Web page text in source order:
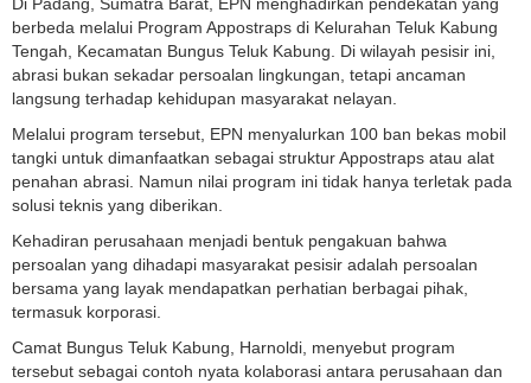
berbeda melalui Program Appostraps di Kelurahan Teluk Kabung
Tengah, Kecamatan Bungus Teluk Kabung. Di wilayah pesisir ini,
abrasi bukan sekadar persoalan lingkungan, tetapi ancaman
langsung terhadap kehidupan masyarakat nelayan.
Melalui program tersebut, EPN menyalurkan 100 ban bekas mobil
tangki untuk dimanfaatkan sebagai struktur Appostraps atau alat
penahan abrasi. Namun nilai program ini tidak hanya terletak pada
solusi teknis yang diberikan.
Kehadiran perusahaan menjadi bentuk pengakuan bahwa
persoalan yang dihadapi masyarakat pesisir adalah persoalan
bersama yang layak mendapatkan perhatian berbagai pihak,
termasuk korporasi.
Camat Bungus Teluk Kabung, Harnoldi, menyebut program
tersebut sebagai contoh nyata kolaborasi antara perusahaan dan